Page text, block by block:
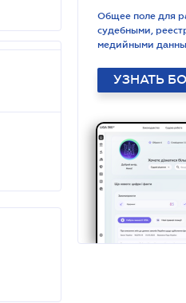
Общее поле для
судебными,
медийными
УЗНАТЬ